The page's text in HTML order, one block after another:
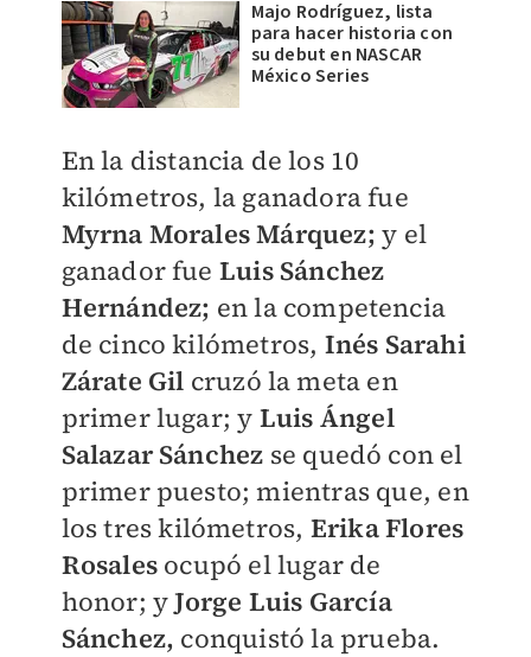
Majo Rodríguez, lista
para hacer historia con
su debut en NASCAR
México Series
En la distancia de los 10
kilómetros, la ganadora fue
Myrna Morales Márquez; y el
ganador fue Luis Sánchez
Hernández; en la competencia
de cinco kilómetros, Inés Sarahi
Zárate Gil cruzó la meta en
primer lugar; y Luis Ángel
Salazar Sánchez se quedó con el
primer puesto; mientras que, en
los tres kilómetros, Erika Flores
Rosales ocupó el lugar de
honor; yJorge Luis García
Sánchez, conquistó la prueba.